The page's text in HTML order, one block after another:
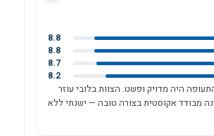
8.8
8.8
8.7
8.2
היה מדויק ופשט. הצוות בלובי עוזר
מבודד אקוסטית בצורה טובה — ישנתי ללא